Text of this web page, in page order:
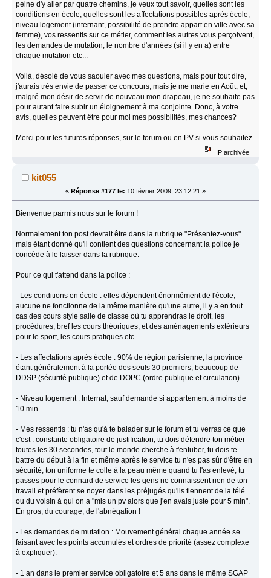
peine d'y aller par quatre chemins, je veux tout savoir, quelles sont les
conditions en école, quelles sont les affectations possibles après école,
niveau logement (internant, possibilité de prendre appart en ville avec sa
femme), vos ressentis sur ce métier, comment les autres vous perçoivent,
les demandes de mutation, le nombre d'années (si il y en a) entre
chaque mutation etc...
Voilà, désolé de vous saouler avec mes questions, mais pour tout dire,
j'aurais très envie de passer ce concours, mais je me marie en Août, et,
malgré mon désir de servir de nouveau mon drapeau, je ne souhaite pas
pour autant faire subir un éloignement à ma conjointe. Donc, à votre
avis, quelles peuvent être pour moi mes possibilités, mes chances?
Merci pour les futures réponses, sur le forum ou en PV si vous souhaitez.
IP archivée
kit055
« Réponse #177 le: 10 février 2009, 23:12:21 »
Bienvenue parmis nous sur le forum !
Normalement ton post devrait être dans la rubrique "Présentez-vous"
mais étant donné qu'il contient des questions concernant la police je
concède à le laisser dans la rubrique.
Pour ce qui t'attend dans la police :
- Les conditions en école : elles dépendent énormément de l'école,
aucune ne fonctionne de la même manière qu'une autre, il y a en tout
cas des cours style salle de classe où tu apprendras le droit, les
procédures, bref les cours théoriques, et des aménagements extérieurs
pour le sport, les cours pratiques etc...
- Les affectations après école : 90% de région parisienne, la province
étant généralement à la portée des seuls 30 premiers, beaucoup de
DDSP (sécurité publique) et de DOPC (ordre publique et circulation).
- Niveau logement : Internat, sauf demande si appartement à moins de
10 min.
- Mes ressentis : tu n'as qu'à te balader sur le forum et tu verras ce que
c'est : constante obligatoire de justification, tu dois défendre ton métier
toutes les 30 secondes, tout le monde cherche à t'entuber, tu dois te
battre du début à la fin et même après le service tu n'es pas sûr d'être en
sécurité, ton uniforme te colle à la peau même quand tu l'as enlevé, tu
passes pour le connard de service les gens ne connaissent rien de ton
travail et préfèrent se noyer dans les préjugés qu'ils tiennent de la télé
ou du voisin à qui on a "mis un pv alors que j'en avais juste pour 5 min".
En gros, du courage, de l'abnégation !
- Les demandes de mutation : Mouvement général chaque année se
faisant avec les points accumulés et ordres de priorité (assez complexe
à expliquer).
- 1 an dans le premier service obligatoire et 5 ans dans le même SGAP